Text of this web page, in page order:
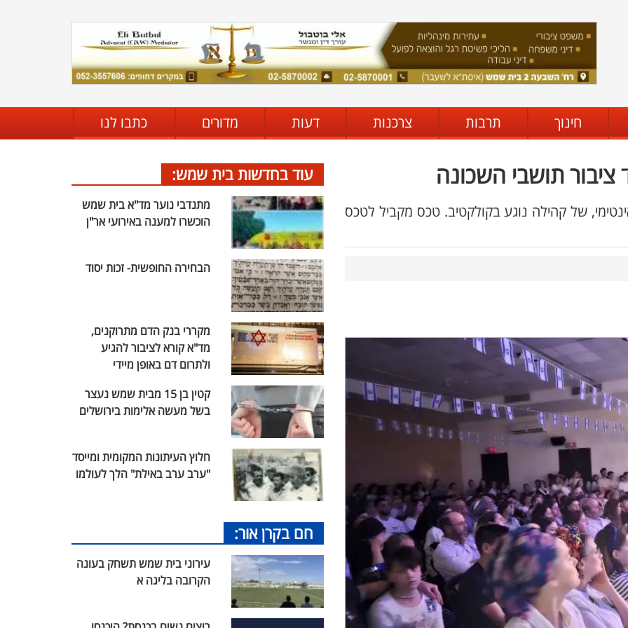
חינוך תרבות צרכנות דעות מדורים כתבו לנו
תושבי השכונה
של קהילה נוגע בקולקטיב. טכס מקביל לטכס
עוד בחדשות בית שמש:
מתנדבי נוער מד"א בית שמש
הוכשרו למענה באירועי אר"ן
הבחירה החופשית- זכות יסוד
מקררי בנק הדם מתרוקנים,
מד"א קורא לציבור להגיע
ולתרום דם באופן מיידי
קטין בן 15 מבית שמש נעצר
בשל מעשה אלימות בירושלים
חלוץ העיתונות המקומית ומייסד
"ערב ערב באילת" הלך לעולמו
חם בקרן אור:
עירוני בית שמש תשחק בעונה
הקרובה בליגה א